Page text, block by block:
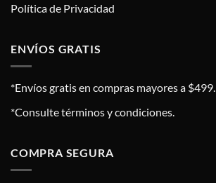
Política de Privacidad
ENVÍOS GRATIS
*Envíos gratis en compras mayores a $499.
*Consulte términos y condiciones.
COMPRA SEGURA